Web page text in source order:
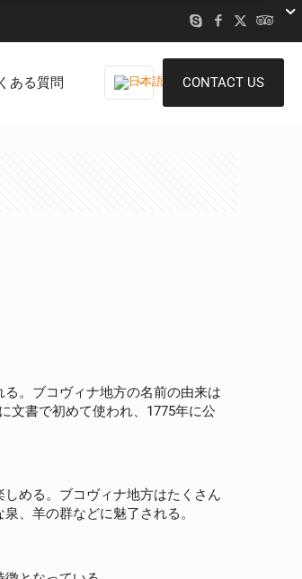
ある質問 CONTACT US
。ブコヴィナ地方の名前の由来は
文書で初めて使われ、1775年に公
める。ブコヴィナ地方はたくさん
、羊の群などに魅了される。